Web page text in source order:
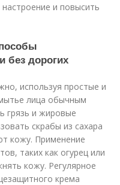
и повысить
без дорогих
используя простые и
лица обычным
грязь и жировые
скрабы из сахара
кожу. Применение
таких как огурец или
кожу. Регулярное
крема